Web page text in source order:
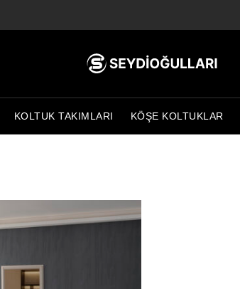
KOLTUK TAKIMLARI KÖŞE KOLTUKLAR